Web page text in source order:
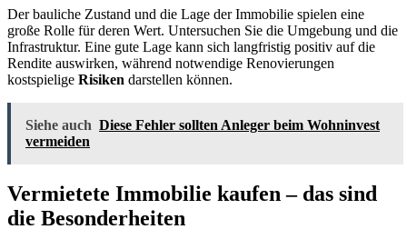
Der bauliche Zustand und die Lage der Immobilie spielen eine
große Rolle für deren Wert. Untersuchen Sie die Umgebung und die
Infrastruktur. Eine gute Lage kann sich langfristig positiv auf die
Rendite auswirken, während notwendige Renovierungen
kostspielige Risiken darstellen können.
Siehe auch Diese Fehler sollten Anleger beim Wohninvest
vermeiden
Vermietete Immobilie kaufen – das sind
die Besonderheiten